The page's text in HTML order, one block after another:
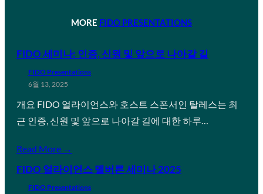
MORE FIDO PRESENTATIONS
FIDO 세미나: 인증, 신원 및 앞으로 나아갈 길
FIDO Presentations
6월 13, 2025
개요 FIDO 얼라이언스와 호스트 스폰서인 탈레스는 최
근 인증, 신원 및 앞으로 나아갈 길에 대한 하루…
Read More →
FIDO 얼라이언스 멜버른 세미나 2025
FIDO Presentations